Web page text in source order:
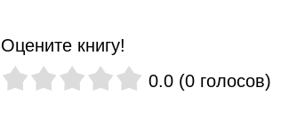
Оцените книгу!
0.0 (0 голосов)